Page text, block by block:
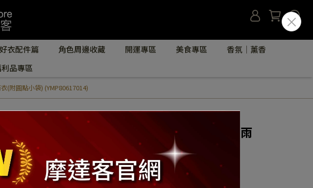
好衣配件篇 角色周邊收藏 開運專區 美食專區
香氛｜薰香
品專區
(附圓點小袋) (YMP80617014)
摩達客寵物系列】藍色白圓點背心型寵物貓狗雨
(附圓點小袋) (YMP80617014)
NT$999